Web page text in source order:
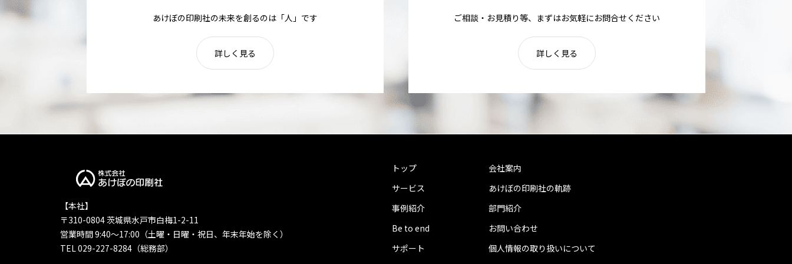
あけぼの印刷社の未来を創るのは「人」です
詳しく見る
ご相談・お見積り等、まずはお気軽にお問合せください
詳しく見る
【本社】
〒310-0804 茨城県水戸市白梅1-2-11
営業時間 9:40〜17:00（土曜・日曜・祝日、年末年始を除く）
TEL 029-227-8284（総務部）
トップ
サービス
事例紹介
Be to end
サポート
会社案内
あけぼの印刷社の軌跡
部門紹介
お問い合わせ
個人情報の取り扱いについて